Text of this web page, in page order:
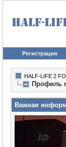
Регистрация
HALF-LIFE 2
Профиль
Важная